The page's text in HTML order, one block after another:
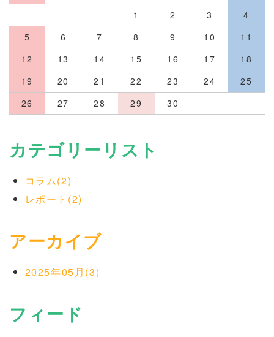
1
2 3
4
5
6 7 8 9 10
11
12
13 14 15 16 17
18
19
20 21 22 23 24
25
26
27 28 29 30
カテゴリーリスト
コラム(2)
レポート(2)
アーカイブ
2025年05月(3)
フィード